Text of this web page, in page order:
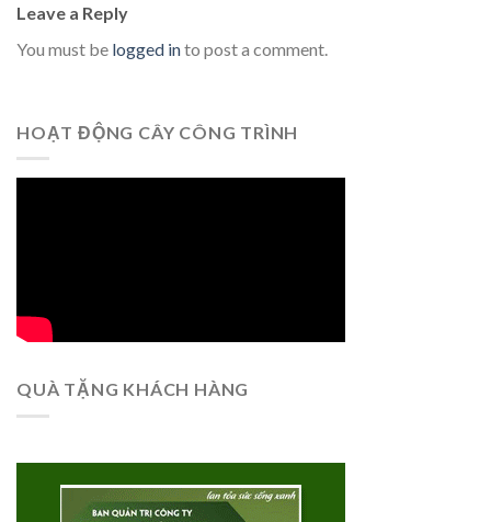
Leave a Reply
You must be logged into post a comment.
HOẠT ĐỘNG CÂY CÔNG TRÌNH
QUÀ TẶNG KHÁCH HÀNG